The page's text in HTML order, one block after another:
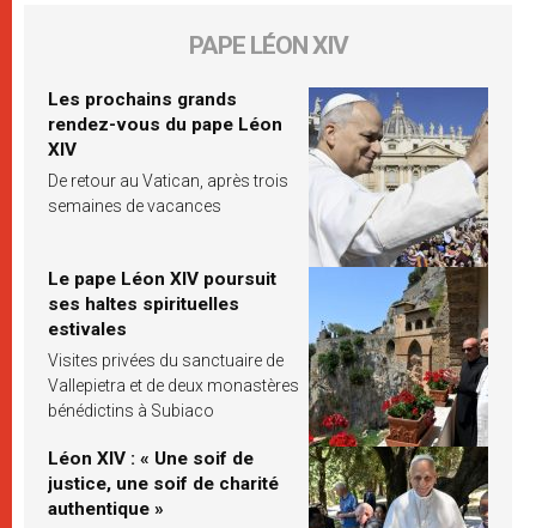
PAPE LÉON XIV
Les prochains grands
rendez-vous du pape Léon
XIV
De retour au Vatican, après trois
semaines de vacances
Le pape Léon XIV poursuit
ses haltes spirituelles
estivales
Visites privées du sanctuaire de
Vallepietra et de deux monastères
bénédictins à Subiaco
Léon XIV : « Une soif de
justice, une soif de charité
authentique »